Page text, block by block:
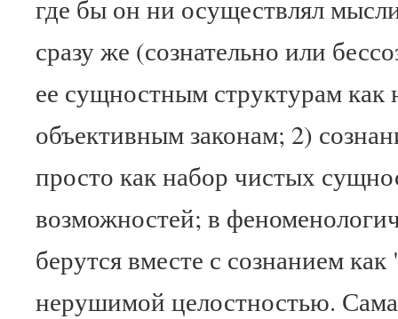
где бы он ни осуществлял
сразу же (сознательно или
ее сущностным структурам как
объективным законам; 2)
просто как набор чистых
возможностей; в
берутся вместе с сознанием
нерушимой целостностью.